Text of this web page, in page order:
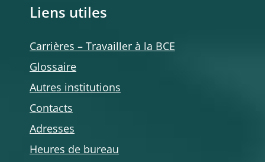
Liens utiles
Carrières – Travailler à la BCE
Glossaire
Autres institutions
Contacts
Adresses
Heures de bureau